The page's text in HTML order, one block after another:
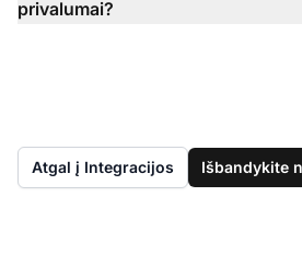
privalumai?
Atgal į Integracijos Išbandykite